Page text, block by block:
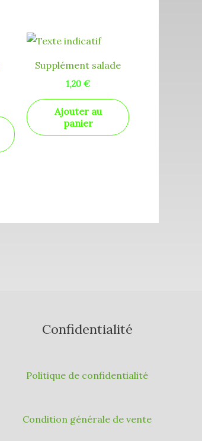
Supplément salade
1,20€
Ajouter au
panier
Confidentialité
Politique de confidentialité
Condition générale de vente